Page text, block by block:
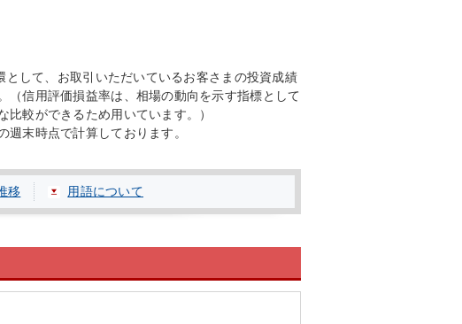
して、お取引いただいているお客さまの投資成績
（信用評価損益率は、相場の動向を示す指標として
較ができるため用いています。）
末時点で計算しております。
移 用語について